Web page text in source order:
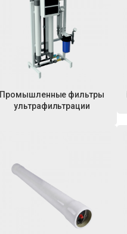
Промышленные фильтры
ультрафильтрации